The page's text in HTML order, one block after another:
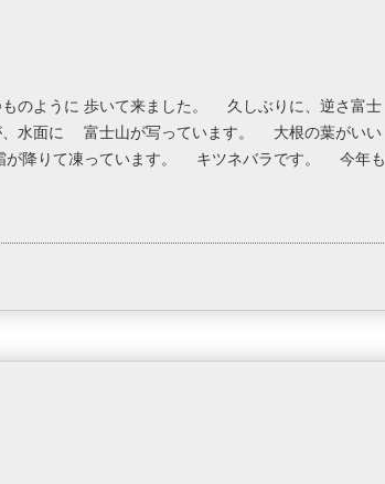
のように 歩いて来ました。 久しぶりに、逆さ富士
水面に 富士山が写っています。 大根の葉がいい
降りて凍っています。 キツネバラです。 今年も